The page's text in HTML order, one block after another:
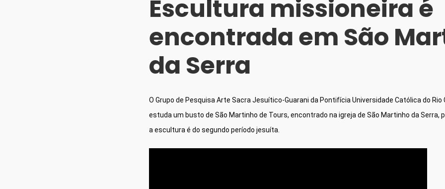
Escultura missioneira é
encontrada em São
da Serra
O Grupo de Pesquisa Arte Sacra Jesuítico-Guarani da Pontifícia Universidade Católica do Rio
estuda um busto de São Martinho de Tours, encontrado na igreja de São Martinho da Serra,
a escultura é do segundo período jesuíta.